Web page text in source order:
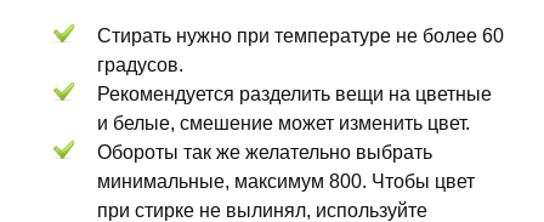
Стирать нужно при температуре не более 60
градусов.
Рекомендуется разделить вещи на цветные
и белые, смешение может изменить цвет.
Обороты так же желательно выбрать
минимальные, максимум 800. Чтобы цвет
при стирке не вылинял, используйте